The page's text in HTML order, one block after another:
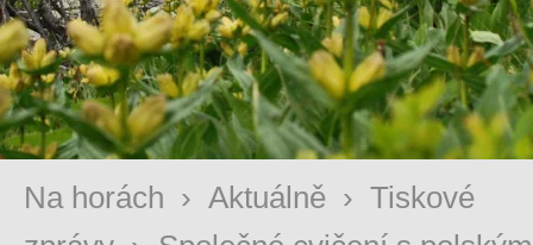
Na horách › Aktuálně › Tiskové